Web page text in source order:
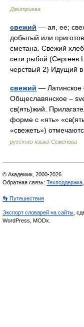
Дмитриева
свежий — ая, ее;
добытый или
сметана. Свежий
сети рыбой (Сергеев
черствый 2)
свежий — Латинское
Общеславянское –
св(ять)жий.
форме с «ять»
«свежеть»)
русского языка Семенова
© Академик, 2000-2026
Обратная связь: Техподдержка
👣 Путешествия
Экспорт словарей на сайты ,
WordPress, MODx.